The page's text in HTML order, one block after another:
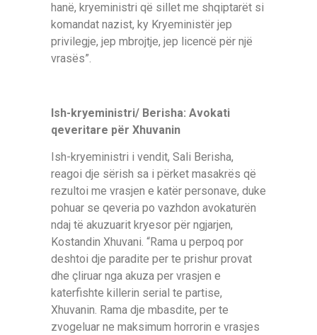
hanë, kryeministri që sillet me shqiptarët si
komandat nazist, ky Kryeministër jep
privilegje, jep mbrojtje, jep licencë për një
vrasës”.
Ish-kryeministri/ Berisha: Avokati
qeveritare për Xhuvanin
Ish-kryeministri i vendit, Sali Berisha,
reagoi dje sërish sa i përket masakrës që
rezultoi me vrasjen e katër personave, duke
pohuar se qeveria po vazhdon avokaturën
ndaj të akuzuarit kryesor për ngjarjen,
Kostandin Xhuvani. “Rama u perpoq por
deshtoi dje paradite per te prishur provat
dhe çliruar nga akuza per vrasjen e
katerfishte killerin serial te partise,
Xhuvanin. Rama dje mbasdite, per te
zvogeluar ne maksimum horrorin e vrasjes